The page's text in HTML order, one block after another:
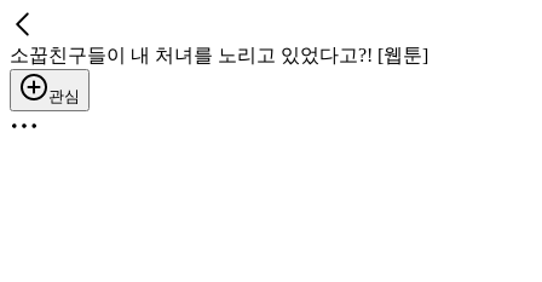
소꿉친구들이 내 처녀를 노리고 있었다고?! [웹툰]
관심